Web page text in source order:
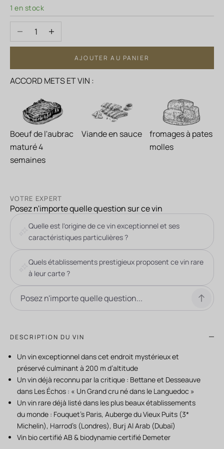
1 en stock
Diminuer la quantitéAugmenter la quantité
AJOUTER AU PANIER
ACCORD METS ET VIN :
Boeuf de l'aubrac
maturé 4
semaines
Viande en sauce
fromages à pates
molles
VOTRE EXPERT
Posez n'importe quelle question sur ce vin
Quelle est l'origine de ce vin exceptionnel et ses
caractéristiques particulières ?
Quels établissements prestigieux proposent ce vin rare
à leur carte ?
DESCRIPTION DU VIN
Un vin exceptionnel dans cet endroit mystérieux et
préservé culminant à 200 m d’altitude
Un vin déjà reconnu par la critique : Bettane et Desseauve
dans Les Échos : « Un Grand cru né dans le Languedoc »
Un vin rare déjà listé dans les plus beaux établissements
du monde : Fouquet’s Paris, Auberge du Vieux Puits (3*
Michelin), Harrod’s (Londres), Burj Al Arab (Dubaï)
Vin bio certifié AB & biodynamie certifié Demeter